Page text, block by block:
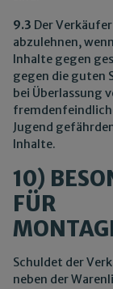
9.3 Der
abzulehnen,
Inhalte gegen
gegen die guten
bei Überlassung
Jugend
Inhalte.
10)
FÜR
Schuldet der
neben der